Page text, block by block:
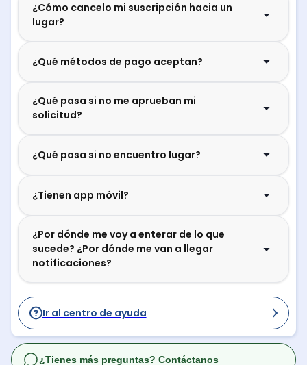
¿Cómo cancelo mi suscripción hacia un
lugar?
¿Qué métodos de pago aceptan?
¿Qué pasa si no me aprueban mi
solicitud?
¿Qué pasa si no encuentro lugar?
¿Tienen app móvil?
¿Por dónde me voy a enterar de lo que
sucede? ¿Por dónde me van a llegar
notificaciones?
Ir al centro de ayuda
¿Tienes más preguntas? Contáctanos